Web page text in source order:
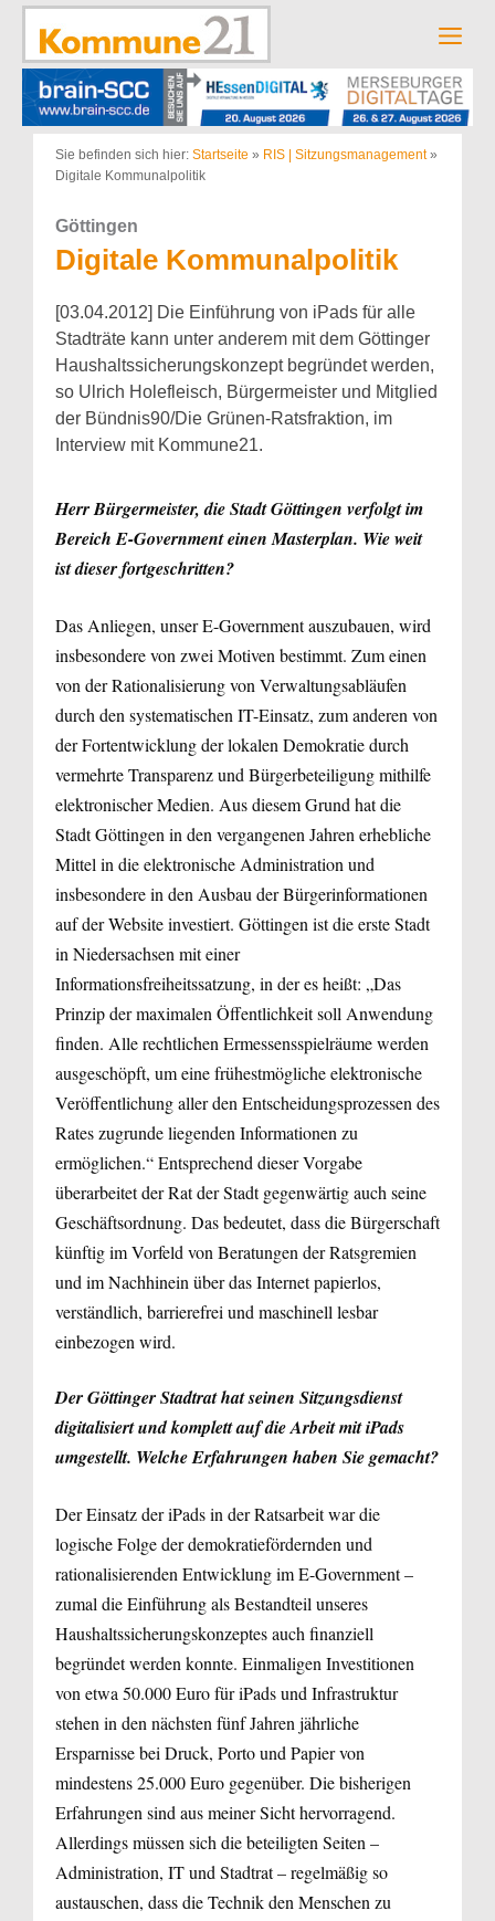
Zum
springen
Sie befinden sich hier: Startseite » RIS | Sitzungsmanagement»
Digitale Kommunalpolitik
Göttingen
Digitale Kommunalpolitik
[03.04.2012] Die Einführung von iPads für alle
Stadträte kann unter anderem mit dem Göttinger
Haushaltssicherungskonzept begründet werden,
so Ulrich Holefleisch, Bürgermeister und Mitglied
der Bündnis90/Die Grünen-Ratsfraktion, im
Interview mit Kommune21.
Herr Bürgermeister, die Stadt Göttingen verfolgt im
Bereich E-Government einen Masterplan. Wie weit
ist dieser fortgeschritten?
Das Anliegen, unser E-Government auszubauen, wird
insbesondere von zwei Motiven bestimmt. Zum einen
von der Rationalisierung von Verwaltungsabläufen
durch den systematischen IT-Einsatz, zum anderen von
der Fortentwicklung der lokalen Demokratie durch
vermehrte Transparenz und Bürger­beteiligung mithilfe
elektronischer Medien. Aus diesem Grund hat die
Stadt Göttingen in den vergangenen Jahren erhebliche
Mittel in die elektronische Administration und
insbesondere in den Ausbau der Bürgerinformationen
auf der Website investiert. Göttingen ist die erste Stadt
in Niedersachsen mit einer
Informationsfreiheitssatzung, in der es heißt: „Das
Prinzip der maximalen Öffentlichkeit soll Anwendung
finden. Alle rechtlichen Ermessensspielräume werden
ausgeschöpft, um eine frühestmögliche elektronische
Veröffentlichung aller den Entscheidungsprozessen des
Rates zugrunde liegenden Informationen zu
ermöglichen.“ Entsprechend dieser Vorgabe
überarbeitet der Rat der Stadt gegenwärtig auch seine
Geschäftsordnung. Das bedeutet, dass die Bürgerschaft
künftig im Vorfeld von Beratungen der Ratsgremien
und im Nachhinein über das Internet papierlos,
verständlich, barrierefrei und maschinell lesbar
einbezogen wird.
Der Göttinger Stadtrat hat seinen Sitzungsdienst
digitalisiert und komplett auf die Arbeit mit iPads
umgestellt. Welche Erfahrungen haben Sie gemacht?
Der Einsatz der iPads in der Ratsarbeit war die
logische Folge der demokratiefördernden und
rationalisierenden Entwicklung im E-Government –
zumal die Einführung als Bestandteil unseres
Haushaltssicherungskonzeptes auch finanziell
begründet werden konnte. Einmaligen Investitionen
von etwa 50.000 Euro für iPads und Infrastruktur
stehen in den nächsten fünf Jahren jährliche
Ersparnisse bei Druck, Porto und Papier von
mindestens 25.000 Euro gegenüber. Die bisherigen
Erfahrungen sind aus meiner Sicht hervorragend.
Allerdings müssen sich die beteiligten Seiten –
Administration, IT und Stadtrat – regelmäßig so
austauschen, dass die Technik den Men­schen zu